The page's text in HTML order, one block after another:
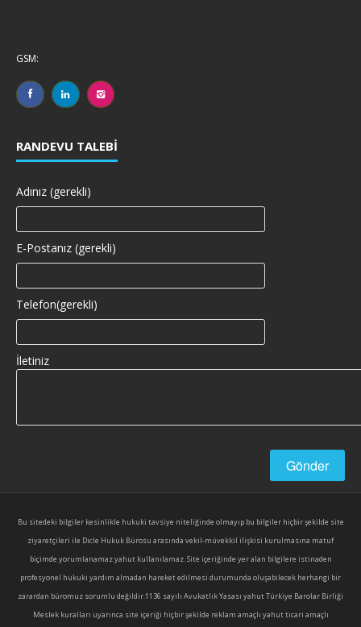
GSM:
RANDEVU TALEBI
Adınız (gerekli)
E-Postanız (gerekli)
Telefon(gerekli)
İletiniz
Bu sitedeki bilgiler kesinlikle hukuki tavsiye niteliğinde olmayıp bu bilgiler hiçbir şekilde site
ziyaretçileri ile Dicle Hukuk Bürosu arasında vekil-müvekkil ilişkisi kurulmasına matuf
biçimde yorumlanamaz yahut kullanılamaz. Site içeriğinde yer alan bilgilere istinaden
profesyonel hukuki yardım almadan hareket edilmesi durumunda oluşabilecek herhangi bir
zarardan büromuz sorumlu değildir.1136 sayılı Avukatlık Yasası yahut Türkiye Barolar Birliği
Meslek kuralları uyarınca site içeriği hiçbir şekilde reklam amaçlı yahut ticari amaçlı